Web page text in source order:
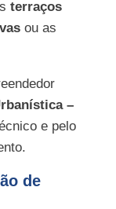
terraços
ou as
–
e pelo
de